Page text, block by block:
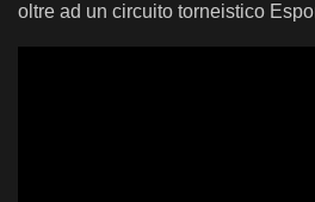
oltre ad un circuito torneistico